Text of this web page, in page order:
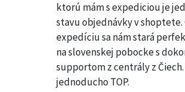
ktorú mám s expediciou je
stavu objednávky v shoptete.
expedíciu sa nám stará
na slovenskej pobocke s
supportom z centrály z
jednoducho TOP.